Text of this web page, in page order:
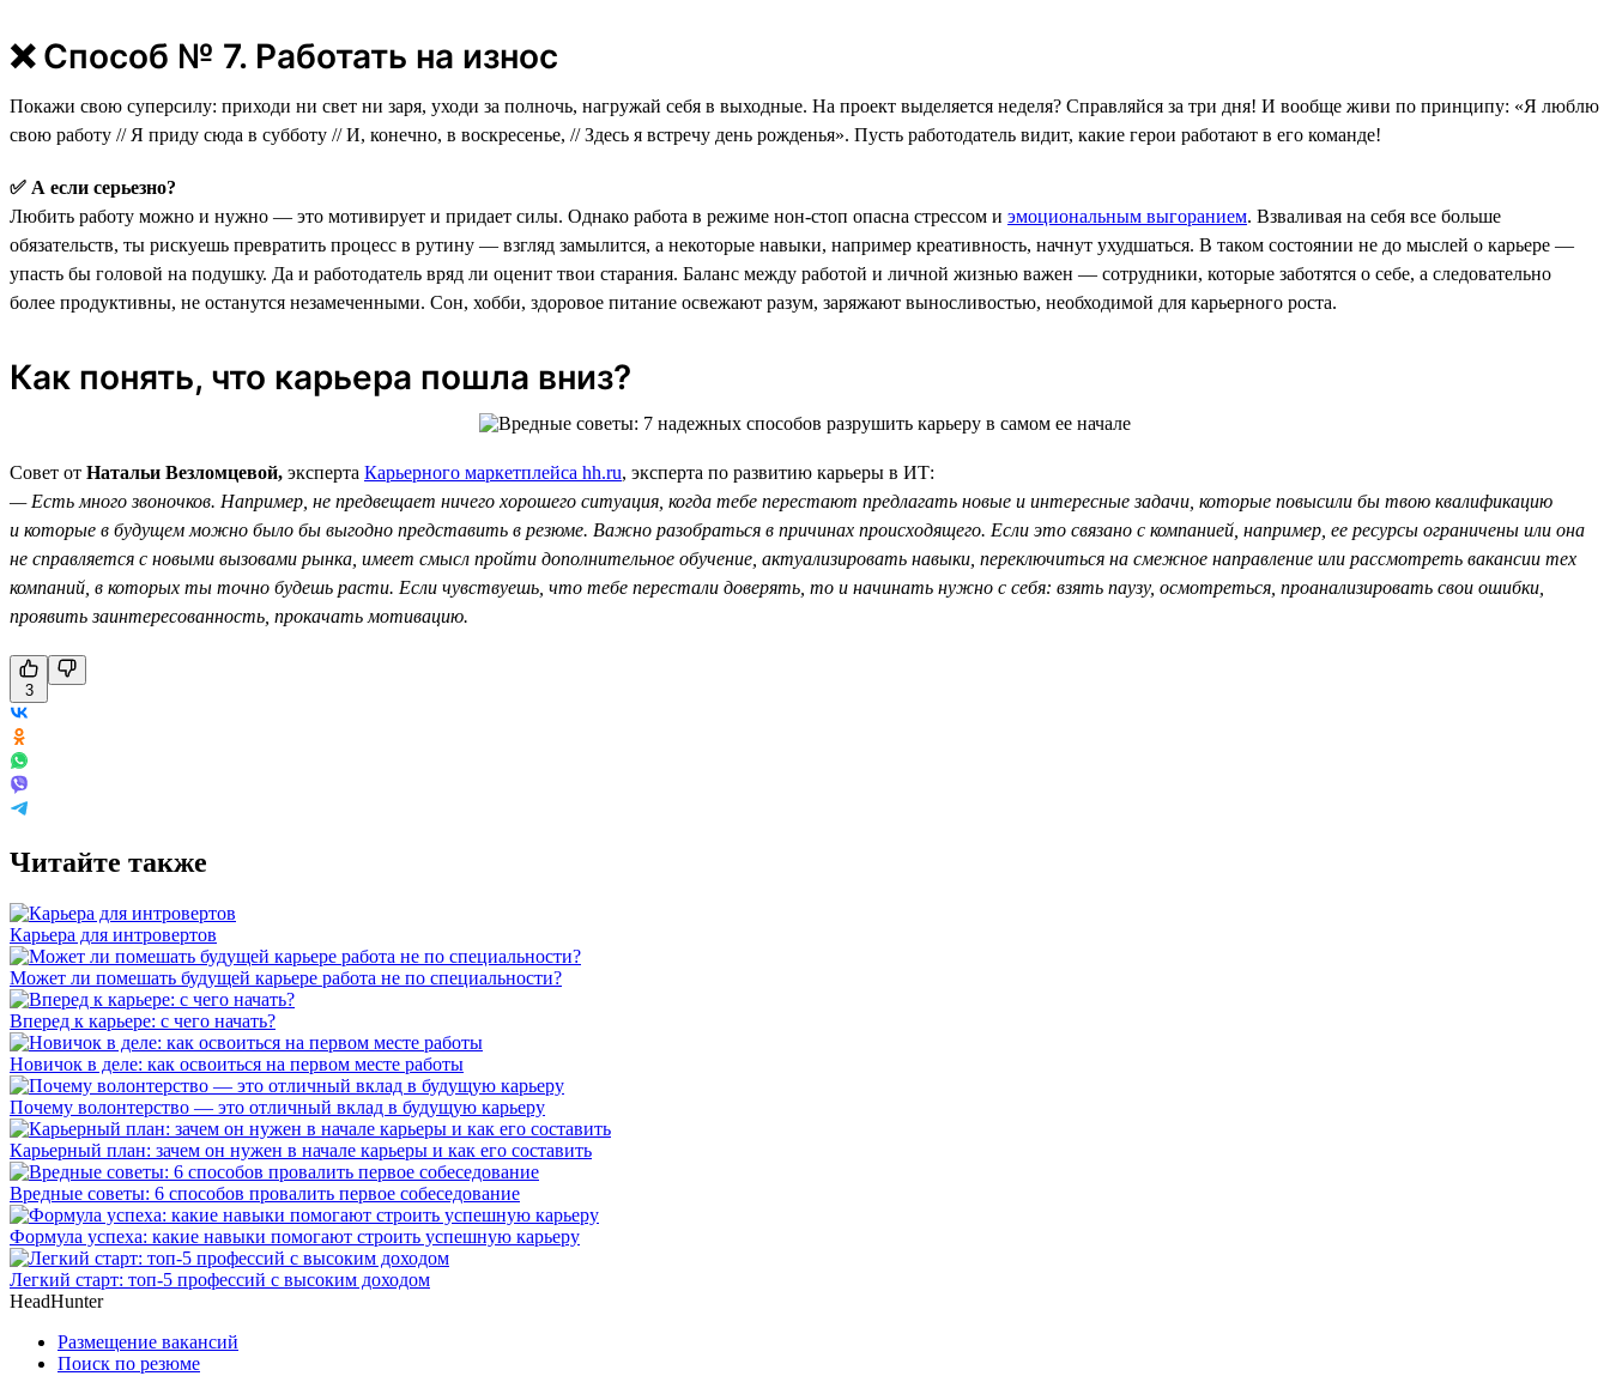
❌ Способ № 7. Работать на износ
Покажи свою суперсилу: приходи ни свет ни заря, уходи за полночь, нагружай себя в выходные. На проект выделяется неделя? Справляйся за три дня! И вообще живи по принципу: «Я люблю
свою работу // Я приду сюда в субботу // И, конечно, в воскресенье, // Здесь я встречу день рожденья». Пусть работодатель видит, какие герои работают в его команде!
✅ А если серьезно?
Любить работу можно и нужно — это мотивирует и придает силы. Однако работа в режиме нон-стоп опасна стрессом и эмоциональным выгоранием. Взваливая на себя все больше
обязательств, ты рискуешь превратить процесс в рутину — взгляд замылится, а некоторые навыки, например креативность, начнут ухудшаться. В таком состоянии не до мыслей о карьере —
упасть бы головой на подушку. Да и работодатель вряд ли оценит твои старания. Баланс между работой и личной жизнью важен — сотрудники, которые заботятся о себе, а следовательно
более продуктивны, не останутся незамеченными. Сон, хобби, здоровое питание освежают разум, заряжают выносливостью, необходимой для карьерного роста.
Как понять, что карьера пошла вниз?
Совет от Натальи Везломцевой, эксперта Карьерного маркетплейса hh.ru, эксперта по развитию карьеры в ИТ:
— Есть много звоночков. Например, не предвещает ничего хорошего ситуация, когда тебе перестают предлагать новые и интересные задачи, которые повысили бы твою квалификацию
и которые в будущем можно было бы выгодно представить в резюме. Важно разобраться в причинах происходящего. Если это связано с компанией, например, ее ресурсы ограничены или она
не справляется с новыми вызовами рынка, имеет смысл пройти дополнительное обучение, актуализировать навыки, переключиться на смежное направление или рассмотреть вакансии тех
компаний, в которых ты точно будешь расти. Если чувствуешь, что тебе перестали доверять, то и начинать нужно с себя: взять паузу, осмотреться, проанализировать свои ошибки,
проявить заинтересованность, прокачать мотивацию.
3
Читайте также
Карьера для интровертов
Может ли помешать будущей карьере работа не по специальности?
Вперед к карьере: с чего начать?
Новичок в деле: как освоиться на первом месте работы
Почему волонтерство — это отличный вклад в будущую карьеру
Карьерный план: зачем он нужен в начале карьеры и как его составить
Вредные советы: 6 способов провалить первое собеседование
Формула успеха: какие навыки помогают строить успешную карьеру
Легкий старт: топ-5 профессий с высоким доходом
HeadHunter
Размещение вакансий
Поиск по резюме